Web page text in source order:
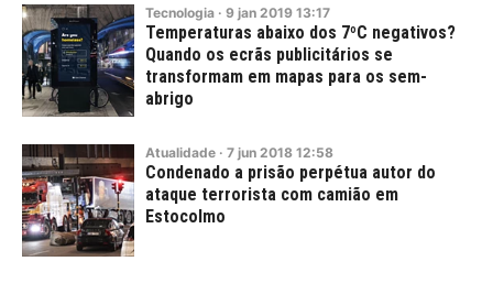
Tecnologia · 9 jan 2019 13:17
Temperaturas abaixo dos 7ºC negativos?
Quando os ecrãs publicitários se
transformam em mapas para os sem-
abrigo
Atualidade · 7 jun 2018 12:58
Condenado a prisão perpétua autor do
ataque terrorista com camião em
Estocolmo